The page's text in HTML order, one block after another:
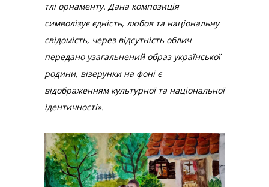
тлі орнаменту. Дана композиція
символізує єдність, любов та національну
свідомість, через відсутність облич
передано узагальнений образ української
родини, візерунки на фоні є
відображенням культурної та національної
ідентичності».